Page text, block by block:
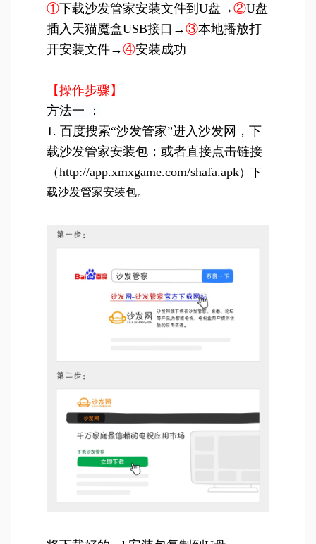
①下载沙发管家安装文件到U盘→②U盘
插入天猫魔盒USB接口→③本地播放打
开安装文件→④安装成功
【操作步骤】
方法一 ：
1. 百度搜索“沙发管家”进入沙发网，下
载沙发管家安装包；或者直接点击链接
（http://app.xmxgame.com/shafa.apk）下
载沙发管家安装包。